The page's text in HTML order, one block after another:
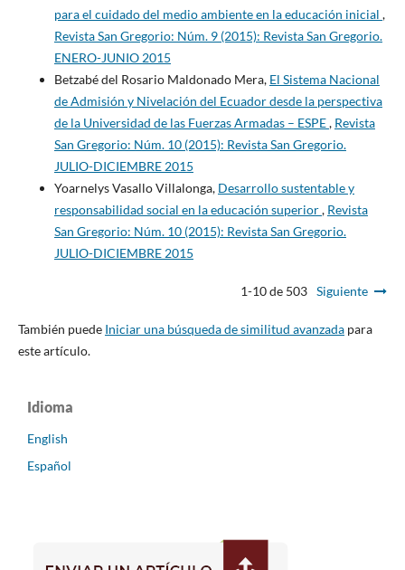
para el cuidado del medio ambiente en la educación inicial ,
Revista San Gregorio: Núm. 9 (2015): Revista San Gregorio.
ENERO-JUNIO 2015
Betzabé del Rosario Maldonado Mera, El Sistema Nacional
de Admisión y Nivelación del Ecuador desde la perspectiva
de la Universidad de las Fuerzas Armadas – ESPE, Revista
San Gregorio: Núm. 10 (2015): Revista San Gregorio.
JULIO-DICIEMBRE 2015
Yoarnelys Vasallo Villalonga, Desarrollo sustentable y
responsabilidad social en la educación superior, Revista
San Gregorio: Núm. 10 (2015): Revista San Gregorio.
JULIO-DICIEMBRE 2015
1-10 de 503 Siguiente
También puede Iniciar una búsqueda de similitud avanzadapara
este artículo.
Idioma
English
Español